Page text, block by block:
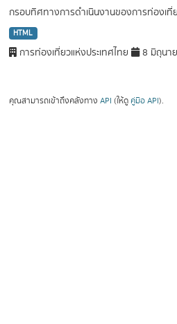
กรอบทิศทางการดำเนินงานของการท่องเที่ย
HTML
การท่องเที่ยวแห่งประเทศไทย 8 มิถุนา
คุณสามารถเข้าถึงคลังทาง API (ให้ดู คู่มือ API).